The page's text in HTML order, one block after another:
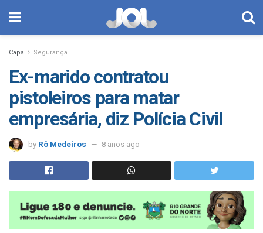
Capa Segurança
Ex-marido contratou
pistoleiros para matar
empresária, diz Polícia Civil
by Rô Medeiros 8 anos ago